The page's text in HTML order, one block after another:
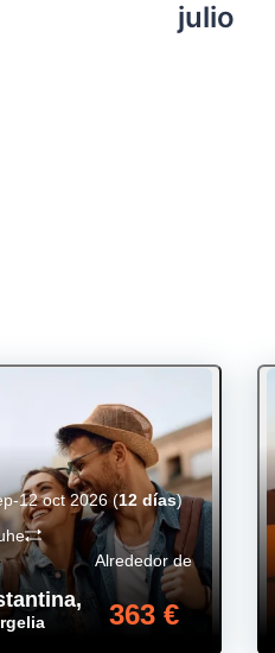
julio
,
Alrededor de
363 €
12 oct 2026(12 días)